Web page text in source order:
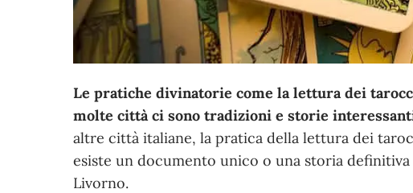
Le pratiche divinatorie come la lettura dei
molte città ci sono tradizioni e storie
altre città italiane, la pratica della lettura dei
esiste un documento unico o una storia
Livorno.